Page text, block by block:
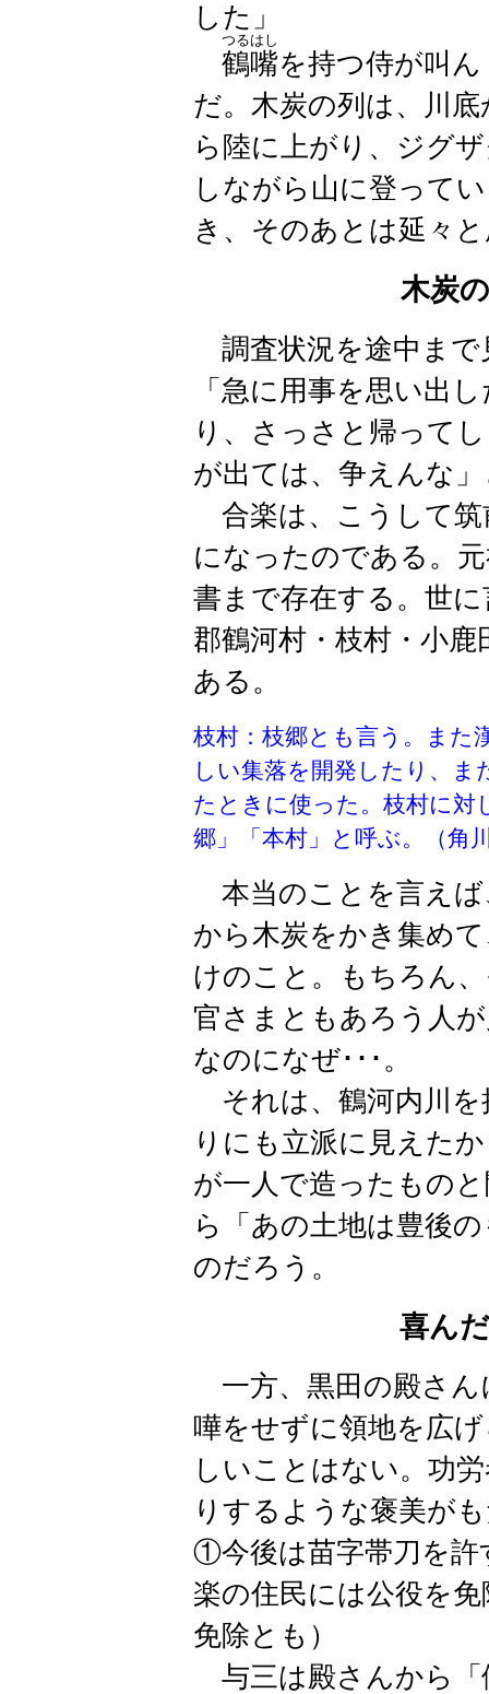
した」
鶴嘴
つるはし
を持つ侍が叫ん
だ。木炭の列は、川底
ら陸に上がり、ジグ
しながら山に登ってい
き、そのあとは延々
木炭
調査状況を途中まで
「急に用事を思い出
り、さっさと帰って
が出ては、争えんな
合楽は、こうして筑
になったのである。
書まで存在する。世
郡鶴河村・枝村・小
ある。
枝村：枝郷とも言う。また
しい集落を開発したり、
たときに使った。枝村に対
郷」「本村」と呼ぶ。（角
本当のことを言えば
から木炭をかき集め
けのこと。もちろん
官さまともあろう人
なのになぜ･･･。
それは、鶴河内川を
りにも立派に見えた
が一人で造ったもの
ら「あの土地は豊後
のだろう。
喜ん
一方、黒田の殿さん
嘩をせずに領地を広
しいことはない。功
りするような褒美が
①今後は苗字帯刀を
楽の住民には公役を
免除とも）
与三は殿さんから「